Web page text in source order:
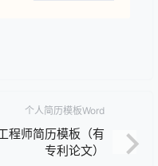
个人简历模板Word
程师简历模板（有
专利论文）